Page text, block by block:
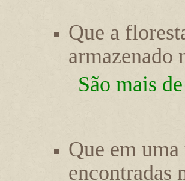
Que a
armazenado
São mais
Que em
encontradas